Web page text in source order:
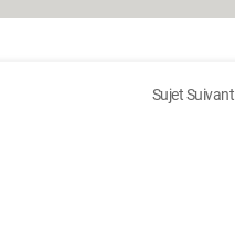
Sujet Suivant